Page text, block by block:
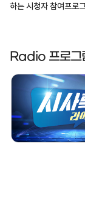
그램과 함께 하세요~
Radio 프로그